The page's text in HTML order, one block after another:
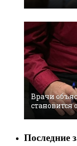
Врачи
становится
Последние